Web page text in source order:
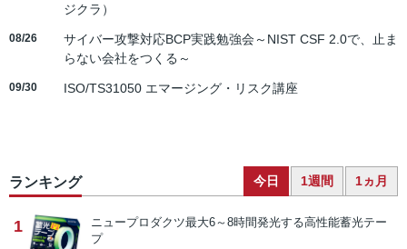
ジクラ）
08/26
サイバー攻撃対応BCP実践勉強会～NIST CSF 2.0で、止ま
らない会社をつくる～
09/30 ISO/TS31050 エマージング・リスク講座
ランキング 今日 1週間 1ヵ月
1 ニュープロダクツ最大6～8時間発光する高性能蓄光テー
プ